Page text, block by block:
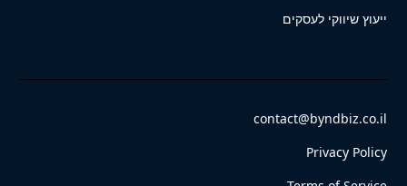
ייעוץ שיווקי לעסקים
contact@byndbiz.co.il
Privacy Policy